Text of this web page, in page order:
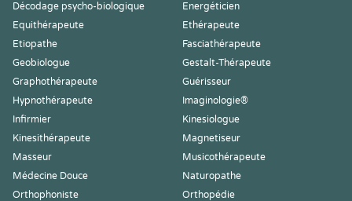
Décodage psycho-biologique
Energéticien
Equithérapeute
Ethérapeute
Etiopathe
Fasciathérapeute
Geobiologue
Gestalt-Thérapeute
Graphothérapeute
Guérisseur
Hypnothérapeute
Imaginologie®
Infirmier
Kinesiologue
Kinesithérapeute
Magnetiseur
Masseur
Musicothérapeute
Médecine Douce
Naturopathe
Orthophoniste
Orthopédie